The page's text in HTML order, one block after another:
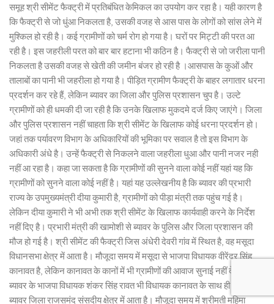
समूह श्री सीमेंट फैक्ट्री में प्रतिबंधित केमिकल का उपयोग कर रहा है। यही कारण है
कि फैक्ट्री से जो धुंआ निकलता है, उसकी वजह से आस पास के लोगों को सांस लेने में
मुश्किल हो रही है। कई ग्रामीणों को चर्म रोग हो गया है। घरों पर मिट्टी की परत आ
रही है। इस जहरीली परत को बार बार हटाना भी कठिन है। फैक्ट्री से जो जरीला पानी
निकलता है उसकी वजह से खेती की जमीन बंजर हो रही है ।आसपास के कुओं और
तालाबों का पानी भी जहरीला हो गया है। पीड़ित ग्रामीण फैक्ट्री के बाहर लगातार धरना
प्रदर्शन कर रहे हैं, लेकिन ब्यावर का जिला और पुलिस प्रशासन चुप है। उल्टे
ग्रामीणों को ही धमकी दी जा रही है कि उनके खिलाफ मुकदमे दर्ज किए जाएंगे। जिला
और पुलिस प्रशासन नहीं चाहता कि श्री सीमेंट के खिलाफ कोई धरना प्रदर्शन हो।
जहां तक पर्यावरण विभाग के अधिकारियों की भूमिका पर सवाल है तो इस विभाग के
अधिकारी अंधे है। उन्हें फैक्ट्री से निकलने वाला जहरीला धुआ और पानी नजर नही
नहीं आ रहा है। कहा जा सकता है कि ग्रामीणों की सुनने वाला कोई नहीं यहां यह कि
ग्रामीणों को सुनने वाला कोई नहीं है। यहां यह उल्लेखनीय है कि ब्यावर की प्रभारी
राज्य के उपमुख्यमंत्री दीया कुमारी है, ग्रामीणों को पीड़ा मंत्री तक पहुंच गई है।
लेकिन दीया कुमारी ने भी अभी तक श्री सीमेंट के खिलाफ कार्यवाही करने के निर्देश
नहीं दिए है। प्रभारी मंत्री की खामोशी से ब्यावर के पुलिस और जिला प्रशासन की
मौज हो गई है। श्री सीमेंट की फैक्ट्री जिस अंधेरी देवरी गांव में स्थित है, वह मसूदा
विधानसभा क्षेत्र में आता है। मौजूदा समय में मसूदा से भाजपा विधायक वीरेंद्र सिंह
कानावत है, लेकिन कानावत के कानों में भी ग्रामीणों की आवाज सुनाई नहीं दे रही।
ब्यावर के भाजपा विधायक शंकर सिंह रावत भी विधायक कानावत के साथ ही खड़े हे।
ब्यावर जिला राजसमंद संसदीय क्षेत्र में आता है। मौजूदा समय में श्रीमती महिमा